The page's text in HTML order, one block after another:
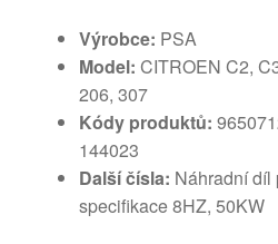
Výrobce: PSA
Model: CITROEN C2,
206, 307
Kódy produktů:
144023
Další čísla: Náhradní díl
specifikace 8HZ, 50KW